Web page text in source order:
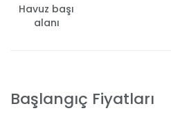
Havuz başı
alanı
Başlangıç Fiyatları